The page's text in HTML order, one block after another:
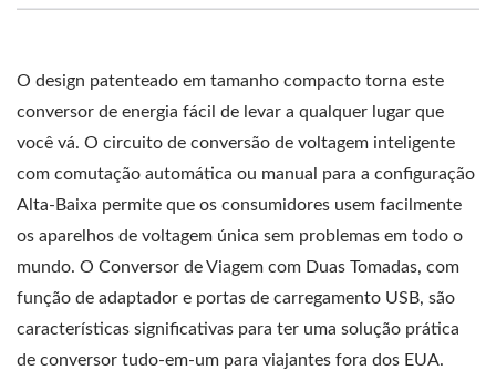
O design patenteado em tamanho compacto torna este
conversor de energia fácil de levar a qualquer lugar que
você vá. O circuito de conversão de voltagem inteligente
com comutação automática ou manual para a configuração
Alta-Baixa permite que os consumidores usem facilmente
os aparelhos de voltagem única sem problemas em todo o
mundo. O Conversor de Viagem com Duas Tomadas, com
função de adaptador e portas de carregamento USB, são
características significativas para ter uma solução prática
de conversor tudo-em-um para viajantes fora dos EUA.